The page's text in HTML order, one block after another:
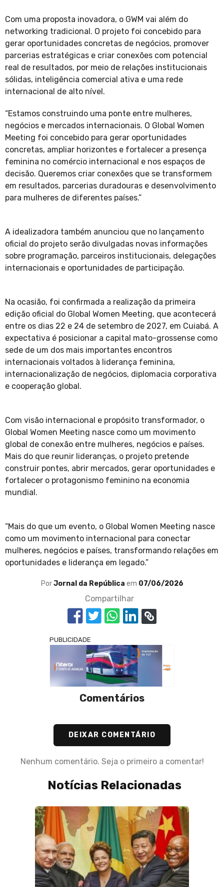
Com uma proposta inovadora, o GWM vai além do
networking tradicional. O projeto foi concebido para
gerar oportunidades concretas de negócios, promover
parcerias estratégicas e criar conexões com potencial
real de resultados, por meio de relações institucionais
sólidas, inteligência comercial ativa e uma rede
internacional de alto nível.
“Estamos construindo uma ponte entre mulheres,
negócios e mercados internacionais. O Global Women
Meeting foi concebido para gerar oportunidades
concretas, ampliar horizontes e fortalecer a presença
feminina no comércio internacional e nos espaços de
decisão. Queremos criar conexões que se transformem
em resultados, parcerias duradouras e desenvolvimento
para mulheres de diferentes países.”
A idealizadora também anunciou que no lançamento
oficial do projeto serão divulgadas novas informações
sobre programação, parceiros institucionais, delegações
internacionais e oportunidades de participação.
Na ocasião, foi confirmada a realização da primeira
edição oficial do Global Women Meeting, que acontecerá
entre os dias 22 e 24 de setembro de 2027, em Cuiabá. A
expectativa é posicionar a capital mato-grossense como
sede de um dos mais importantes encontros
internacionais voltados à liderança feminina,
internacionalização de negócios, diplomacia corporativa
e cooperação global.
Com visão internacional e propósito transformador, o
Global Women Meeting nasce como um movimento
global de conexão entre mulheres, negócios e países.
Mais do que reunir lideranças, o projeto pretende
construir pontes, abrir mercados, gerar oportunidades e
fortalecer o protagonismo feminino na economia
mundial.
“Mais do que um evento, o Global Women Meeting nasce
como um movimento internacional para conectar
mulheres, negócios e países, transformando relações em
oportunidades e liderança em legado.”
PorJornal da República em 07/06/2026
Compartilhar
PUBLICIDADE
Comentários
DEIXAR COMENTÁRIO
Nenhum comentário. Seja o primeiro a comentar!
Notícias Relacionadas